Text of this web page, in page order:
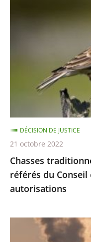
du
Conseil
d’État
suspend
les
nouvelles
Chasses
référés du Conseil
autorisations
DÉCISION DE JUSTICE
21 octobre 2022
Pollution